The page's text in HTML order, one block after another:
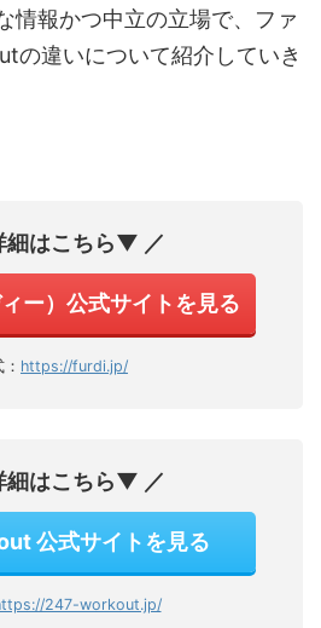
情報かつ中立の立場で、ファ
の違いについて紹介していき
はこちら▼ ／
ー）公式サイトを見る
https://furdi.jp/
はこちら▼ ／
公式サイトを見る
247-workout.jp/